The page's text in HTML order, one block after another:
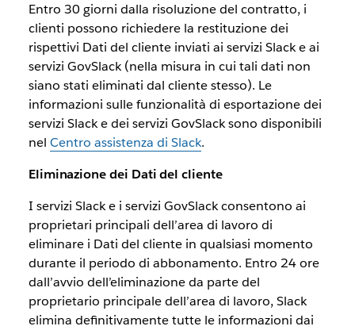
Entro 30 giorni dalla risoluzione del contratto, i
clienti possono richiedere la restituzione dei
rispettivi Dati del cliente inviati ai servizi Slack e ai
servizi GovSlack (nella misura in cui tali dati non
siano stati eliminati dal cliente stesso). Le
informazioni sulle funzionalità di esportazione dei
servizi Slack e dei servizi GovSlack sono disponibili
nel Centro assistenza di Slack.
Eliminazione dei Dati del cliente
I servizi Slack e i servizi GovSlack consentono ai
proprietari principali dell’area di lavoro di
eliminare i Dati del cliente in qualsiasi momento
durante il periodo di abbonamento. Entro 24 ore
dall’avvio dell’eliminazione da parte del
proprietario principale dell’area di lavoro, Slack
elimina definitivamente tutte le informazioni dai